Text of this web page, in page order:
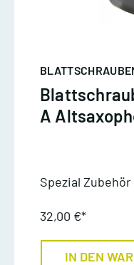
A
Spezial
32,00 €*
IN DEN